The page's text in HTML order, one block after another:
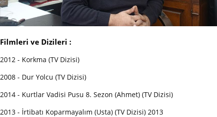
Filmleri ve Dizileri :
2012 - Korkma (TV Dizisi)
2008 - Dur Yolcu (TV Dizisi)
2014 - Kurtlar Vadisi Pusu 8. Sezon (Ahmet) (TV Dizisi)
2013 - İrtibatı Koparmayalım (Usta) (TV Dizisi) 2013